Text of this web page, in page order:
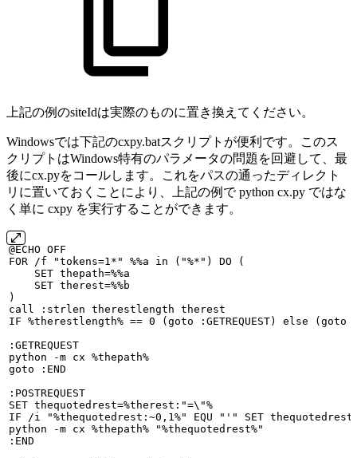
上記の例のsiteIdは実際のものに置き換えてください。
Windowsでは下記のcxpy.batスクリプトが便利です。このス
クリプトはWindows特有のパラメータの問題を回避して、最
後にcx.pyをコールします。これをパスの通ったディレクト
リに置いておくことにより、上記の例で python cx.py ではな
く単に cxpy を実行することができます。
@ECHO OFF
FOR /f "tokens=1*" %%a in ("%*") DO
(
SET thepath=%%a
SET therest=%%b
)
call
:strlen therestlength therest
IF %therestlength% == 0 (goto :GETREQUEST) else (goto
:GETREQUEST
python
-m cx %thepath%
goto
:END
:POSTREQUEST
SET thequotedrest=%therest:"=\"%
IF
/i "%thequotedrest:~0,1%" EQU "'" SET
python
-m cx %thepath%
"%thequotedrest%"
:END